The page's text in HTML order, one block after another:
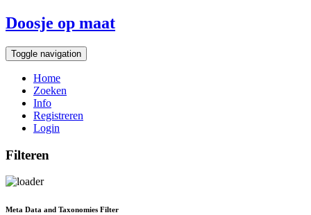
Doosje op maat
Toggle navigation
Home
Zoeken
Info
Registreren
Login
Filteren
Meta Data and Taxonomies Filter